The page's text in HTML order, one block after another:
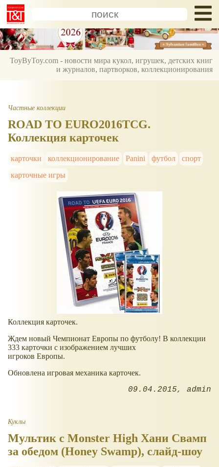
ToyByToy.com - новости мира кукол, игрушек, детских книг
и журналов, партворков, коллекционирования
Частные коллекции
ROAD TO EURO2016TCG.
Коллекция карточек
карточки коллекционирование Panini футбол
спорт
карточные игры
Коллекция карточек.
Ждем новый Чемпионат Европы по футболу! В коллекции
333 карточки с изображением лучших
игроков Европы.
Обновлена игровая механика карточек.
09.04.2015 admin
Куклы
Мультик с Monster High Хани Свамп
за обедом (Honey Swamp), слайд-шоу